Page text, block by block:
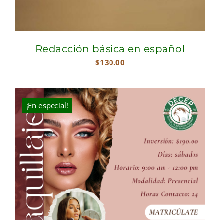
Redacción básica en español
$130.00
¡En especial!